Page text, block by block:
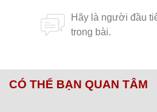
CÓ THỂ BẠN QUAN TÂM